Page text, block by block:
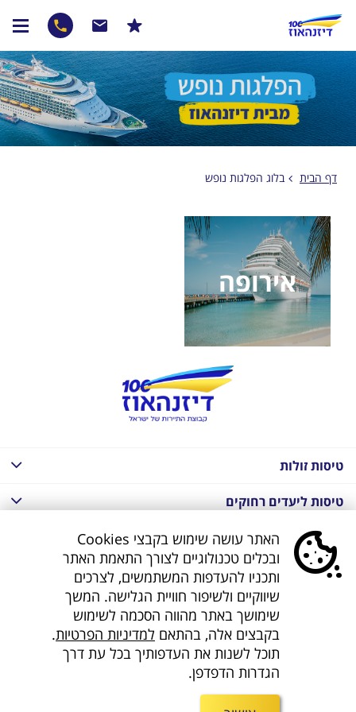
דף הבית בלוג הפלגות נופש
אירופה
טיסות זולות
טיסות ליעדים רחוקים
חבילות נופש בחו"ל
חבילות נופש בחו"ל
חבילות טוס וסע
דילים לחו"ל
קישורים נוספים
האתר עושה שימוש בקבצי Cookies
ובכלים טכנולוגיים לצורך התאמת האתר
ותכניו להעדפות המשתמשים, לצרכים
שיווקיים ולשיפור חוויית הגלישה. המשך
שימושך באתר מהווה הסכמה לשימוש
בקבצים אלה, בהתאם למדיניות הפרטיות.
תוכל לשנות את העדפותיך בכל עת דרך
הגדרות הדפדפן.